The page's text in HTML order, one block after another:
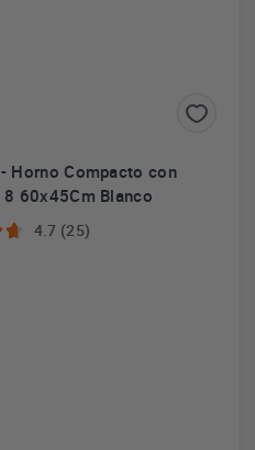
Horno Compacto con
60x45Cm Blanco
4.7 (25)